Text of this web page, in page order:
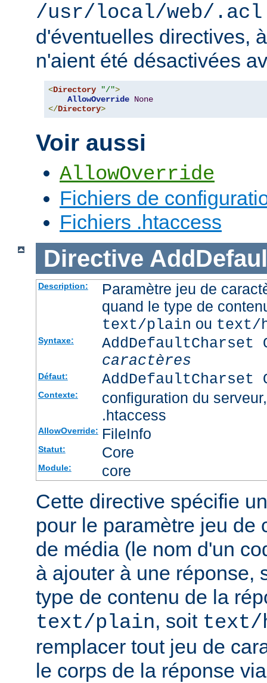
/usr/local/web/.acl
d'éventuelles directives,
n'aient été désactivées
<Directory "/">
AllowOverride None
</Directory>
Voir aussi
AllowOverride
Fichiers de
Fichiers .htaccess
Directive
Description:
Paramètre jeu de
quand le type de
text/plain ou text/
Syntaxe:
AddDefaultCharset
caractères
Défaut: AddDefaultCharset
Contexte:
configuration du
.htaccess
AllowOverride: FileInfo
Statut: Core
Module: core
Cette directive spécifie
pour le paramètre jeu de
de média (le nom d'un
à ajouter à une réponse,
type de contenu de la
text/plain, soit text/
remplacer tout jeu de
le corps de la réponse